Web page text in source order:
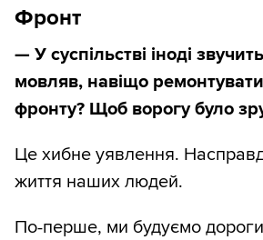
Фронт
— У суспільстві іноді
мовляв, навіщо
фронту? Щоб ворогу було
Це хибне уявлення.
життя наших людей.
По-перше, ми будуємо